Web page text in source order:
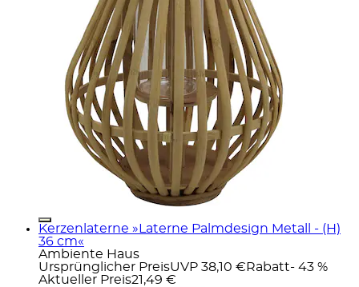
Kerzenlaterne »Laterne Palmdesign Metall - (H)
36 cm«
Ambiente Haus
Ursprünglicher PreisUVP 38,10 € Rabatt- 43 %
Aktueller Preis21,49 €